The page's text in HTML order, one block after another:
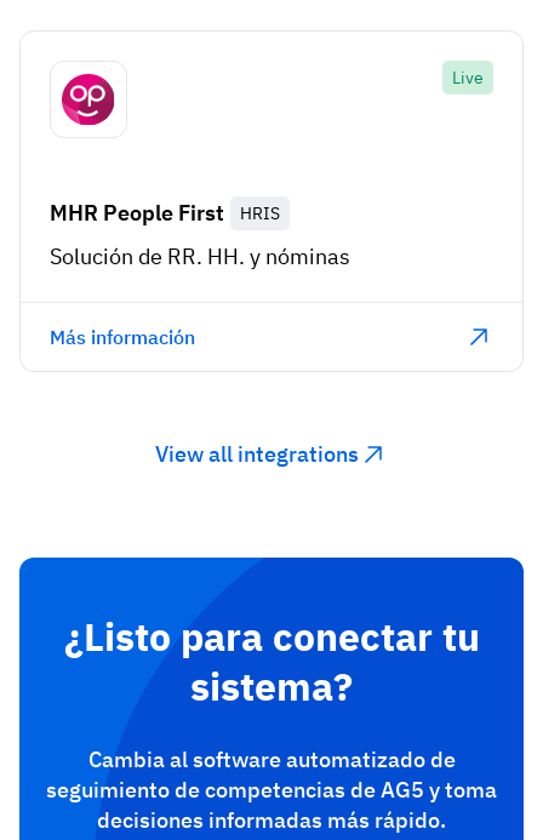
Live
MHR People First HRIS
Solución de RR. HH. y nóminas
Más información
View all integrations
¿Listo para conectar tu
sistema?
Cambia al software automatizado de
seguimiento de competencias de AG5 y toma
decisiones informadas más rápido.